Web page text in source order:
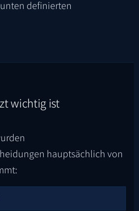
definierten
wichtig ist
hauptsächlich von